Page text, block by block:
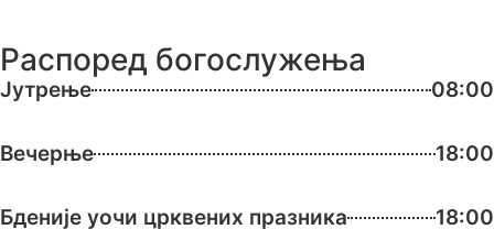
Распоред богослужења
Јутрење 08:00
Вечерње 18:00
Бденије уочи црквених празника 18:00